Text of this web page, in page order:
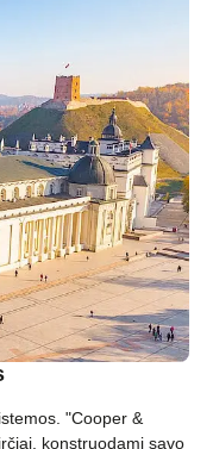
"Cooper &
konstruodami savo